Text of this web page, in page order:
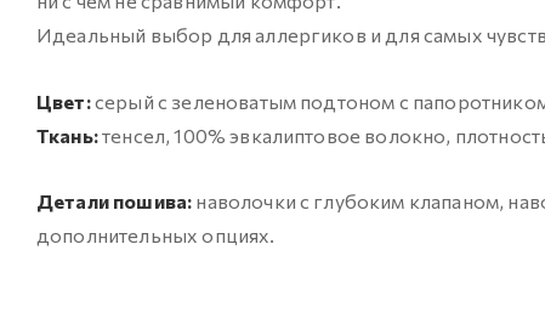
Идеальный выбор для аллергиков и для самых
Цвет:серый с зеленоватым подтоном с
Ткань:тенсел, 100% эвкалиптовое волокно,
Детали пошива: наволочки с глубоким клапаном,
дополнительных опциях.